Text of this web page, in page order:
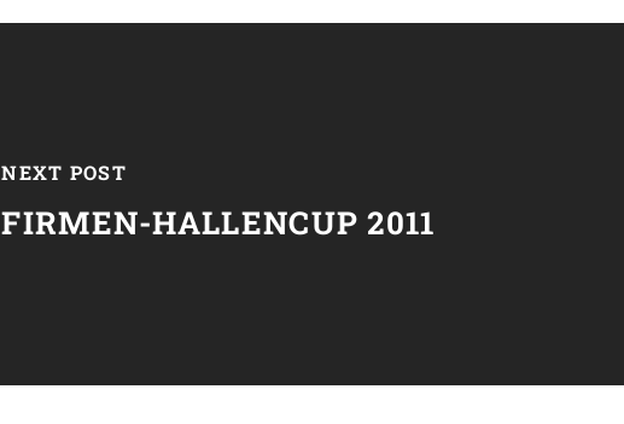
NEXT POST
FIRMEN-HALLENCUP 2011